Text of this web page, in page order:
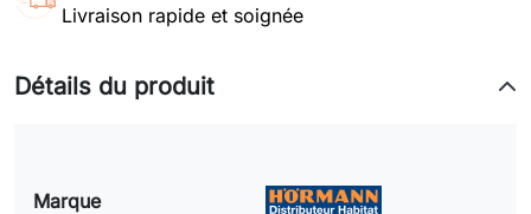
Livraison rapide et soignée
Détails du produit
Marque